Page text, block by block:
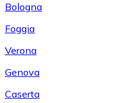
Bologna
Foggia
Verona
Genova
Caserta